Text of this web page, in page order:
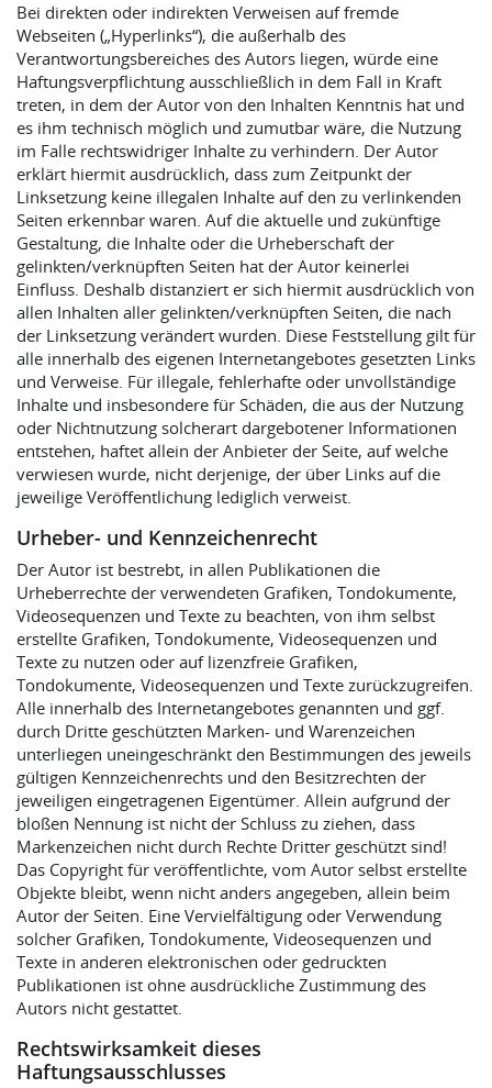
Bei direkten oder indirekten Verweisen auf fremde
Webseiten („Hyperlinks“), die außerhalb des
Verantwortungsbereiches des Autors liegen, würde eine
Haftungsverpflichtung ausschließlich in dem Fall in Kraft
treten, in dem der Autor von den Inhalten Kenntnis hat und
es ihm technisch möglich und zumutbar wäre, die Nutzung
im Falle rechtswidriger Inhalte zu verhindern. Der Autor
erklärt hiermit ausdrücklich, dass zum Zeitpunkt der
Linksetzung keine illegalen Inhalte auf den zu verlinkenden
Seiten erkennbar waren. Auf die aktuelle und zukünftige
Gestaltung, die Inhalte oder die Urheberschaft der
gelinkten/verknüpften Seiten hat der Autor keinerlei
Einfluss. Deshalb distanziert er sich hiermit ausdrücklich von
allen Inhalten aller gelinkten/verknüpften Seiten, die nach
der Linksetzung verändert wurden. Diese Feststellung gilt für
alle innerhalb des eigenen Internetangebotes gesetzten Links
und Verweise. Für illegale, fehlerhafte oder unvollständige
Inhalte und insbesondere für Schäden, die aus der Nutzung
oder Nichtnutzung solcherart dargebotener Informationen
entstehen, haftet allein der Anbieter der Seite, auf welche
verwiesen wurde, nicht derjenige, der über Links auf die
jeweilige Veröffentlichung lediglich verweist.
Urheber- und Kennzeichenrecht
Der Autor ist bestrebt, in allen Publikationen die
Urheberrechte der verwendeten Grafiken, Tondokumente,
Videosequenzen und Texte zu beachten, von ihm selbst
erstellte Grafiken, Tondokumente, Videosequenzen und
Texte zu nutzen oder auf lizenzfreie Grafiken,
Tondokumente, Videosequenzen und Texte zurückzugreifen.
Alle innerhalb des Internetangebotes genannten und ggf.
durch Dritte geschützten Marken- und Warenzeichen
unterliegen uneingeschränkt den Bestimmungen des jeweils
gültigen Kennzeichenrechts und den Besitzrechten der
jeweiligen eingetragenen Eigentümer. Allein aufgrund der
bloßen Nennung ist nicht der Schluss zu ziehen, dass
Markenzeichen nicht durch Rechte Dritter geschützt sind!
Das Copyright für veröffentlichte, vom Autor selbst erstellte
Objekte bleibt, wenn nicht anders angegeben, allein beim
Autor der Seiten. Eine Vervielfältigung oder Verwendung
solcher Grafiken, Tondokumente, Videosequenzen und
Texte in anderen elektronischen oder gedruckten
Publikationen ist ohne ausdrückliche Zustimmung des
Autors nicht gestattet.
Rechtswirksamkeit dieses
Haftungsausschlusses